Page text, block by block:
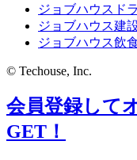
ジョブハウスド
ジョブハウス建
ジョブハウス飲
© Techouse, Inc.
会員登録して
GET！